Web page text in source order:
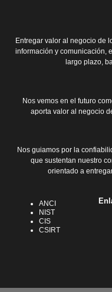
Entregar valor al negocio de
información y comunicación,
largo plazo,
Nos vemos en el futuro
aporta valor al negocio
Nos guiamos por la
que sustentan nuestro
orientado a
ANCI
NIST
CIS
CSIRT